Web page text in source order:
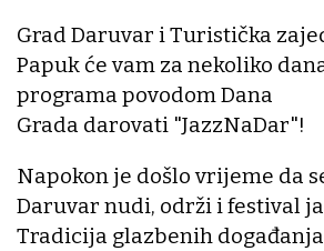
Grad Daruvar i Turistička
Papuk će vam za nekoliko
programa povodom Dana
Grada darovati "JazzNaDar"!
Napokon je došlo vrijeme da
Daruvar nudi, održi i festival
Tradicija glazbenih